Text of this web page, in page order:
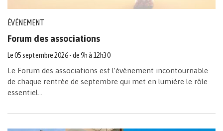
ÉVÉNEMENT
Forum des associations
Le05septembre2026- de 9h à 12h30
Le Forum des associations est l’événement incontournable
de chaque rentrée de septembre qui met en lumière le rôle
essentiel...